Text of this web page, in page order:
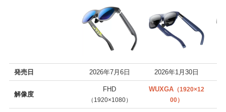
発売日 2026年7月6日 2026年1月30日
解像度
FHD
（1920×1080）
WUXGA （1920×12
00）